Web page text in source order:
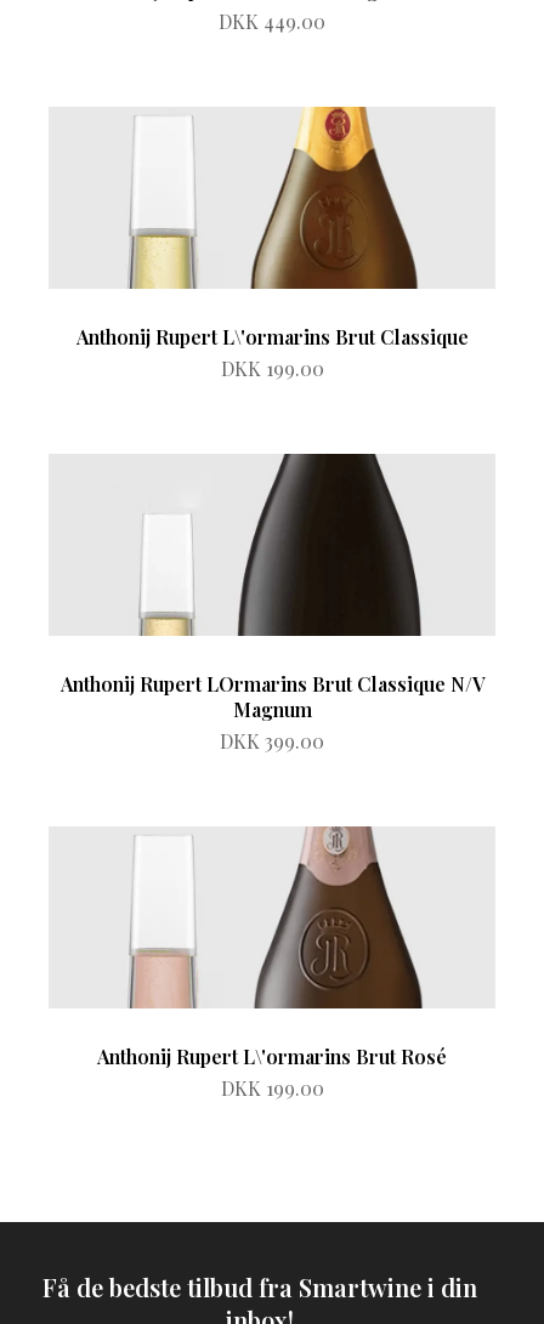
DKK 449.00
Anthonij Rupert L\'ormarins Brut Classique
DKK 199.00
Anthonij Rupert LOrmarins Brut Classique N/V
Magnum
DKK 399.00
Anthonij Rupert L\'ormarins Brut Rosé
DKK 199.00
Få de bedste tilbud fra Smartwine i din